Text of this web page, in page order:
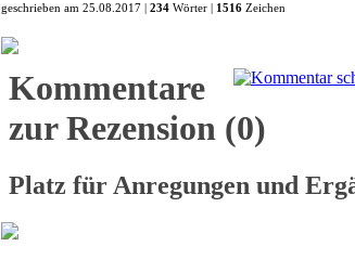
geschrieben am 25.08.2017 | 234 Wörter | 1516 Zeichen
Kommentare
zur Rezension (0)
Platz für Anregungen und